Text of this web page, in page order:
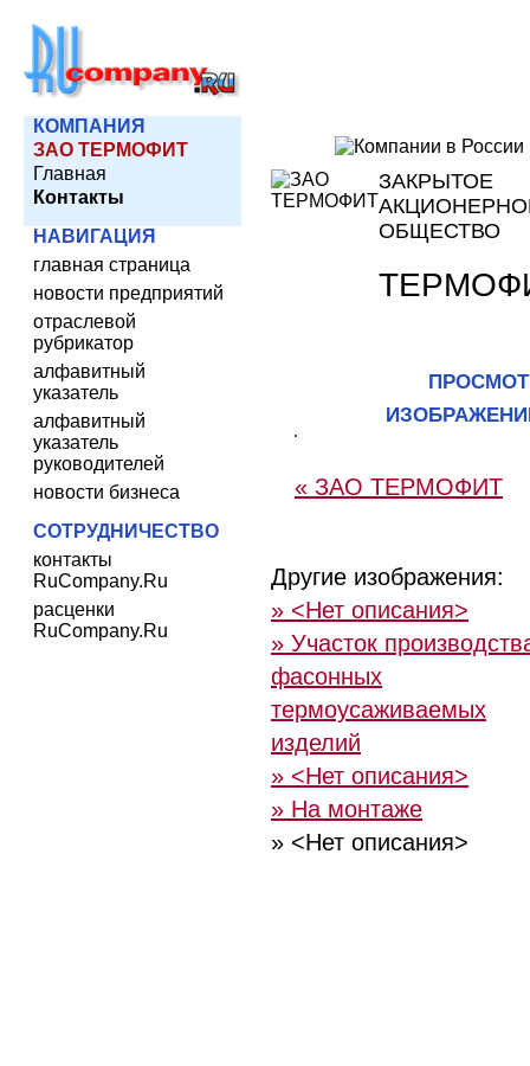
КОМПАНИЯ
ЗАО ТЕРМОФИТ
Главная
Контакты
НАВИГАЦИЯ
главная страница
новости предприятий
отраслевой
рубрикатор
алфавитный
указатель
алфавитный
указатель
руководителей
новости бизнеса
СОТРУДНИЧЕСТВО
контакты
RuCompany.Ru
расценки
RuCompany.Ru
ЗАКРЫТОЕ
ОБЩЕСТВО
« ЗАО ТЕРМОФИТ
Другие изображения:
» <Нет описания>
» Участок
фасонных
термоусаживаемых
изделий
» <Нет описания>
» На монтаже
» <Нет описания>